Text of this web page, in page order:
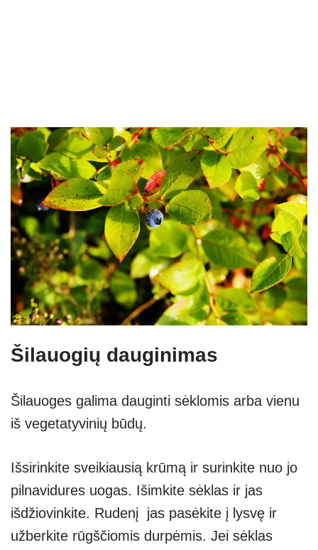
Šilauogių dauginimas
Šilauoges galima dauginti sėklomis arba vienu
iš vegetatyvinių būdų.
Išsirinkite sveikiausią krūmą ir surinkite nuo jo
pilnavidures uogas. Išimkite sėklas ir jas
išdžiovinkite. Rudenį jas pasėkite į lysvę ir
užberkite rūgščiomis durpėmis. Jei sėklas